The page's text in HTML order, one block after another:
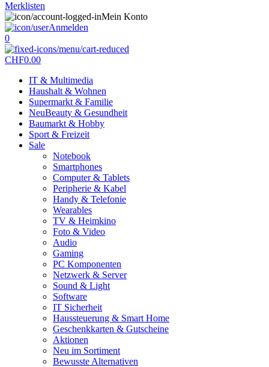
Merklisten
Mein Konto
Anmelden
0
CHF0.00
IT & Multimedia
Haushalt & Wohnen
Supermarkt & Familie
NeuBeauty & Gesundheit
Baumarkt & Hobby
Sport & Freizeit
Sale
Notebook
Smartphones
Computer & Tablets
Peripherie & Kabel
Handy & Telefonie
Wearables
TV & Heimkino
Foto & Video
Audio
Gaming
PC Komponenten
Netzwerk & Server
Sound & Light
Software
IT Sicherheit
Haussteuerung & Smart Home
Geschenkkarten & Gutscheine
Aktionen
Neu im Sortiment
Bewusste Alternativen